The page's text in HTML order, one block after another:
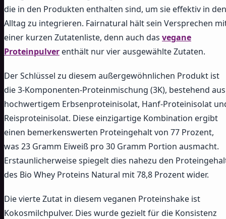
die in den Produkten enthalten sind, um sie effektiv in den
Alltag zu integrieren. Fairnatural hält sein Versprechen
einer kurzen Zutatenliste, denn auch das vegane
Proteinpulver enthält nur vier ausgewählte Zutaten.
Der Schlüssel zu diesem außergewöhnlichen Produkt ist
die 3-Komponenten-Proteinmischung (3K), bestehend aus
hochwertigem Erbsenproteinisolat, Hanf-Proteinisolat
Reisproteinisolat. Diese einzigartige Kombination ergibt
einen bemerkenswerten Proteingehalt von 77 Prozent,
was 23 Gramm Eiweiß pro 30 Gramm Portion ausmacht.
Erstaunlicherweise spiegelt dies nahezu den
des Bio Whey Proteins Natural mit 78,8 Prozent wider.
Die vierte Zutat in diesem veganen Proteinshake ist
Kokosmilchpulver. Dies wurde gezielt für die Konsistenz